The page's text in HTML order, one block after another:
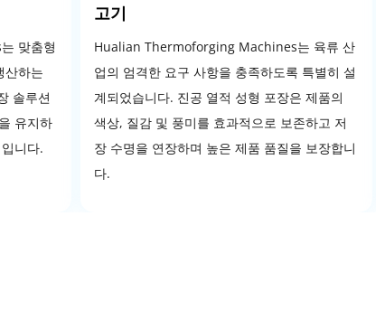
맞춤형
산하는
솔루션
유지하
니다.
고기
Hualian Thermoforging Machines는 육류 산
업의 엄격한 요구 사항을 충족하도록 특별히 설
계되었습니다. 진공 열적 성형 포장은 제품의
색상, 질감 및 풍미를 효과적으로 보존하고 저
장 수명을 연장하며 높은 제품 품질을 보장합니
다.